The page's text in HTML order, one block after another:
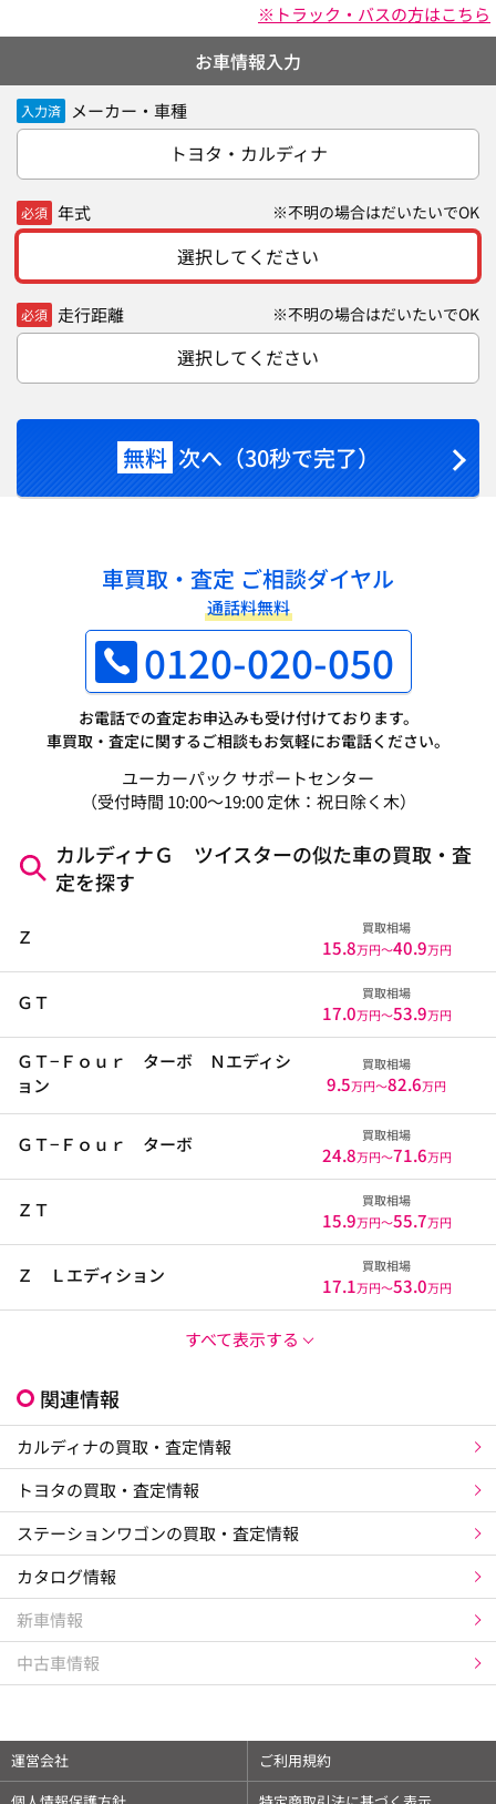
※トラック・バスの方はこちら
お車情報入力
入力済 メーカー・車種
トヨタ・カルディナ
必須 年式 ※不明の場合はだいたいでOK
選択してください
必須 走行距離 ※不明の場合はだいたいでOK
選択してください
無料 次へ（30秒で完了）
車買取・査定 ご相談ダイヤル
通話料無料
0120-020-050
お電話での査定お申込みも受け付けております。
車買取・査定に関するご相談もお気軽にお電話ください。
ユーカーパック サポートセンター
（受付時間 10:00～19:00 定休：祝日除く木）
カルディナＧ ツイスターの似た車の買取・査
定を探す
Ｚ 買取相場
15.8万円〜40.9万円
ＧＴ 買取相場
17.0万円〜53.9万円
ＧＴ−Ｆｏｕｒ ターボ Ｎエディシ
ョン
買取相場
9.5万円〜82.6万円
ＧＴ−Ｆｏｕｒ ターボ 買取相場
24.8万円〜71.6万円
ＺＴ 買取相場
15.9万円〜55.7万円
Ｚ Ｌエディション 買取相場
17.1万円〜53.0万円
すべて表示する
関連情報
カルディナの買取・査定情報
トヨタの買取・査定情報
ステーションワゴンの買取・査定情報
カタログ情報
新車情報
中古車情報
運営会社
ご利用規約